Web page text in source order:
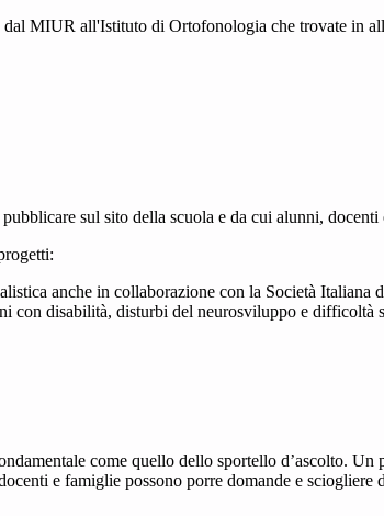
MIUR all'Istituto di Ortofonologia che trovate in
sul sito della scuola e da cui alunni,
anche in collaborazione con la Società
con disabilità, disturbi del neurosviluppo e difficoltà
come quello dello sportello d’ascolto.
e famiglie possono porre domande e